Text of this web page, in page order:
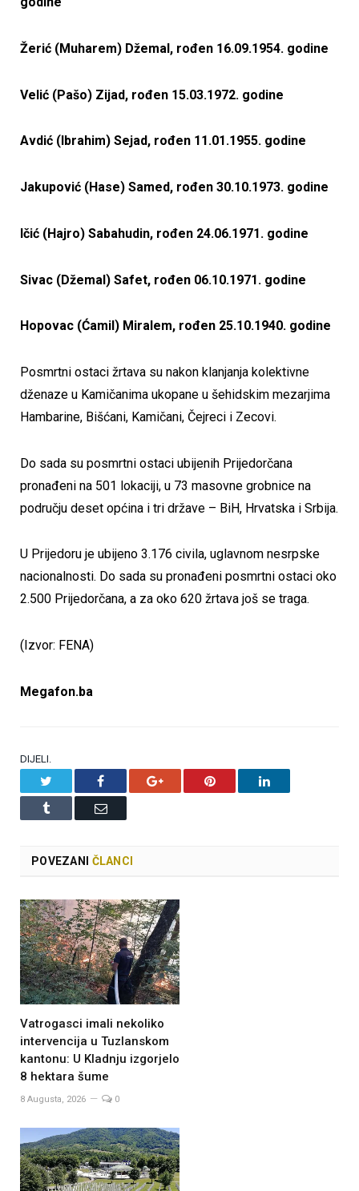
Žerić (Muharem) Džemal, rođen 16.09.1954. godine
Velić (Pašo) Zijad, rođen 15.03.1972. godine
Avdić (Ibrahim) Sejad, rođen 11.01.1955. godine
Jakupović (Hase) Samed, rođen 30.10.1973. godine
Ičić (Hajro) Sabahudin, rođen 24.06.1971. godine
Sivac (Džemal) Safet, rođen 06.10.1971. godine
Hopovac (Ćamil) Miralem, rođen 25.10.1940. godine
Posmrtni ostaci žrtava su nakon klanjanja kolektivne
dženaze u Kamičanima ukopane u šehidskim mezarjima
Hambarine, Bišćani, Kamičani, Čejreci i Zecovi.
Do sada su posmrtni ostaci ubijenih Prijedorčana
pronađeni na 501 lokaciji, u 73 masovne grobnice na
području deset općina i tri države – BiH, Hrvatska i Srbija.
U Prijedoru je ubijeno 3.176 civila, uglavnom nesrpske
nacionalnosti. Do sada su pronađeni posmrtni ostaci oko
2.500 Prijedorčana, a za oko 620 žrtava još se traga.
(Izvor: FENA)
Megafon.ba
DIJELI.
Facebook Google+ Pinterest LinkedIn
Tumblr Email
POVEZANI ČLANCI
Vatrogasci imali nekoliko
intervencija u Tuzlanskom
kantonu: U Kladnju izgorjelo
8 hektara šume
8 Augusta, 2026 0